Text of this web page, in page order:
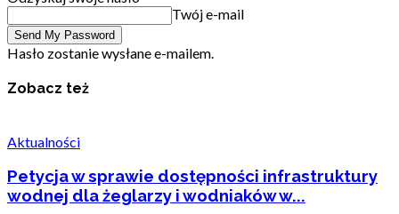
Twój e-mail
Hasło zostanie wysłane e-mailem.
Zobacz też
Aktualności
Petycja w sprawie dostępności infrastruktury
wodnej dla żeglarzy i wodniaków w...